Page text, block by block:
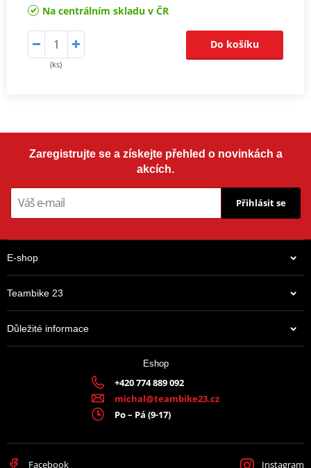
Na centrálním skladu v ČR
(ks)
Do košíku
Zaregistrujte se a získejte přehled o novinkách a
akcích.
Přihlásit se
E-shop
Teambike 23
Důležité informace
Eshop
+420 774 889 092
michal@teambike23.cz
Po – Pá (9-17)
Facebook Instagram